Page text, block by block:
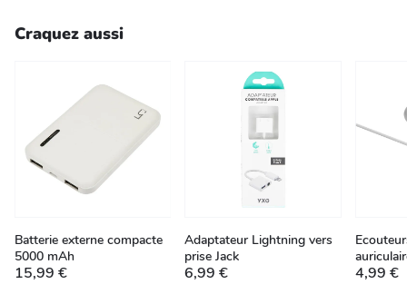
Craquez aussi
Batterie externe compacte
5000 mAh
15,99 €
Adaptateur Lightning vers
prise Jack
6,99 € 4,99 €